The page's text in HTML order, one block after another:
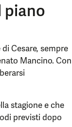
piano
Cesare, sempre
Mancino. Con
stagione e che
previsti dopo